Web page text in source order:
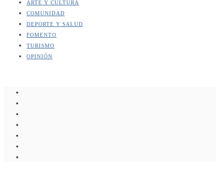
ARTE Y CULTURA
COMUNIDAD
DEPORTE Y SALUD
FOMENTO
TURISMO
OPINIÓN